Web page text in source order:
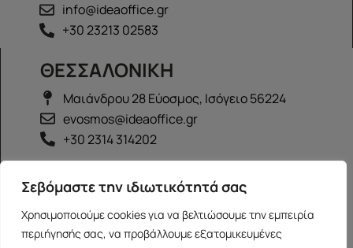
Σεβόμαστε την ιδιωτικότητά σας
Χρησιμοποιούμε cookies για να βελτιώσουμε την εμπειρία
περιήγησής σας, να προβάλλουμε εξατομικευμένες
info@ideaoffice.gr
+30 23213 02583
ΘΕΣΣΑΛΟΝΙΚΗ
Μαιάνδρου 28 Εύοσμος, Ισόγειο 56224
evosmos@ideaoffice.gr
+30 2314 314202
ΙΩΑΝΝΙΝΑ
Γεώργιου Καραϊσκάκη 38, Ισόγειο 45444
ioannina@ideaoffice.gr